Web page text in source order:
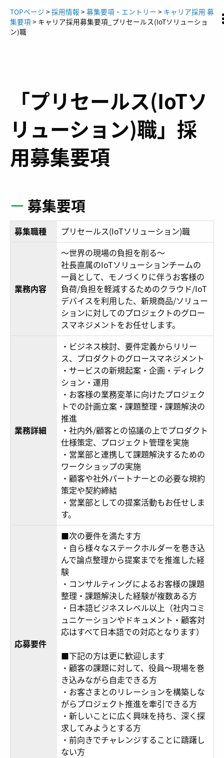
content
TOPページ > 採用情報 > 募集要項・エントリー > キャリア採用 募
集要項 > キャリア採用募集要項_プリセールス(IoTソリューショ
ン)職
「プリセールス(IoTソ
リューション)職」採
用募集要項
ー 募集要項
募集職種 プリセールス(IoTソリューション)職
業務内容
～世界の現場の負担を削る～
社長直属のIoTソリューションチームの
一員として、モノづくりに伴うお客様の
負荷/負担を軽減するためのクラウド/IoT
デバイスを利用した、新規商品/ソリュー
ションに対してのプロジェクトのグロー
スマネジメントをお任せします。
業務詳細
・ビジネス検討、要件定義からリリー
ス、プロダクトのグロースマネジメント
・サービスの新規起案・企画・ディレク
ション・運用
・お客様の業務変革に向けたプロジェク
トでの計画立案・課題整理・課題解決の
推進
・社内外/顧客との協議の上でプロダクト
仕様策定、プロジェクト管理を実施
・営業部と連携して課題解決するための
ワークショップの実施
・顧客や社外パートナーとの必要な規約
策定や契約締結
・営業部としての提案活動もお任せしま
す。
応募要件
■次の要件を満たす方
・自ら様々なステークホルダーを巻き込
んで論点整理から提案までを推進した経
験
・コンサルティングによるお客様の課題
整理・課題解決した経験が複数ある方
・日本語ビジネスレベル以上（社内コミ
ュニケーションやドキュメント・顧客対
応はすべて日本語での対応となります）
■下記の方は更に歓迎します
・顧客の課題に対して、役員～現場を巻
き込みながら自走できる方
・お客さまとのリレーションを構築しな
がらプロジェクト推進を牽引できる方
・新しいことに広く興味を持ち、深く探
求してみようとする方
・前向きでチャレンジすることに躊躇し
ない方